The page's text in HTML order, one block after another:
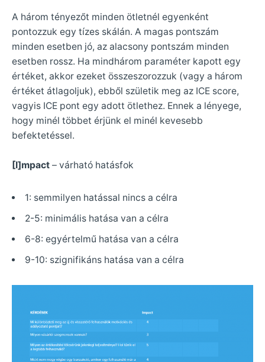
A három tényezőt minden ötletnél egyenként
pontozzuk egy tízes skálán. A magas pontszám
minden esetben jó, az alacsony pontszám minden
esetben rossz. Ha mindhárom paraméter kapott egy
értéket, akkor ezeket összeszorozzuk (vagy a három
értéket átlagoljuk), ebből születik meg az ICE score,
vagyis ICE pont egy adott ötlethez. Ennek a lényege,
hogy minél többet érjünk el minél kevesebb
befektetéssel.
[I]mpact – várható hatásfok
1: semmilyen hatással nincs a célra
2-5: minimális hatása van a célra
6-8: egyértelmű hatása van a célra
9-10: szignifikáns hatása van a célra